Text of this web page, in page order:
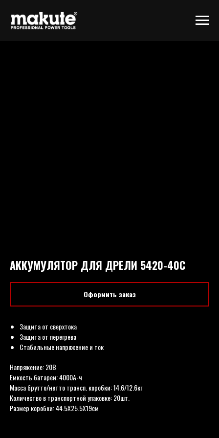
АККУМУЛЯТОР ДЛЯ ДРЕЛИ 5420-40C
Оформить заказ
Защита от сверхтока
Защита от перегрева
Стабильные напряжение и ток
Напряжение: 20В
Емкость батареи: 4000А-ч
Масса брутто/нетто трансп. коробки: 14.6/12.6кг
Количество в транспортной упаковке: 20шт.
Размер коробки: 44.5Х25.5Х19см